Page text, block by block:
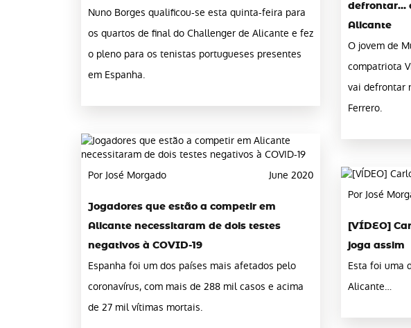
Nuno Borges qualificou-se esta quinta-feira para
os quartos de final do Challenger de Alicante e fez
o pleno para os tenistas portugueses presentes
em Espanha.
defrontar…
Alicante
O jovem de
compatriota
vai defrontar
Ferrero.
Por José Morgado June 2020
Jogadores que estão a competir em
Alicante necessitaram de dois testes
negativos à COVID-19
Espanha foi um dos países mais afetados pelo
coronavírus, com mais de 288 mil casos e acima
de 27 mil vítimas mortais.
Por José
[VÍDEO]
joga assim
Esta foi uma
Alicante…